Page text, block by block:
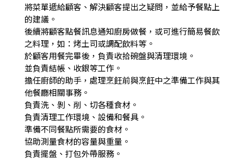
將菜單遞給顧客、解決顧客提出之疑問，並給予餐點上
的建議。
後續將顧客點餐訊息通知廚房做餐，或可進行簡易餐飲
之料理，如：烤土司或調配飲料等。
於顧客用餐完畢後，負責收拾碗盤與清理環境。
並負責結帳、收銀等工作。
擔任廚師的助手，處理烹飪前與烹飪中之準備工作與其
他餐廳相關事務。
負責洗、剝、削、切各種食材。
負責清理工作環境、設備和餐具。
準備不同餐點所需要的食材。
協助測量食材的容量與重量。
負責擺盤、打包外帶服務。